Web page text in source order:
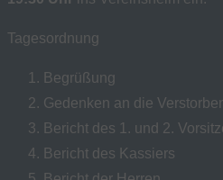
Tagesordnung
Begrüßung
Gedenken an die
Bericht des 1. und 2.
Bericht des Kassiers